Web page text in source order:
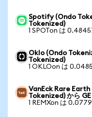
Spotify (Ondo
Tokenized)
1 SPOTon は
Oklo (Ondo
Tokenized)
1 OKLOon は
VanEck Rare
Tokenized) から
1 REMXon は